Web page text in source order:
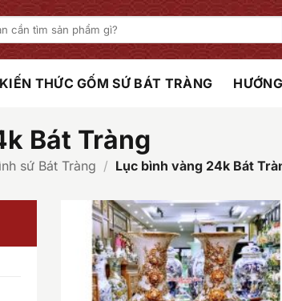
KIẾN THỨC GỐM SỨ BÁT TRÀNG
Bát Tràng
sứ Bát Tràng / Lục bình vàng 24k Bát